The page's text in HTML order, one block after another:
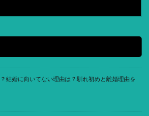
結婚に向いてない理由は？馴れ初めと離婚理由を